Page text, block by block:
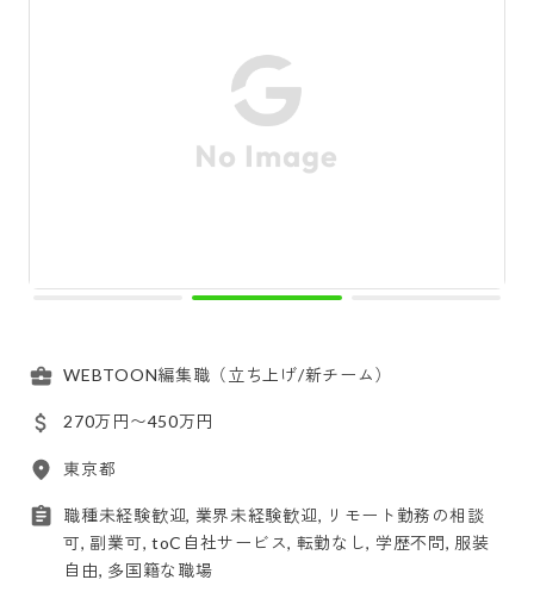
WEBTOON編集職（立ち上げ/新チーム）
270万円〜450万円
東京都
職種未経験歓迎, 業界未経験歓迎, リモート勤務の相談
可, 副業可, toC自社サービス, 転勤なし, 学歴不問, 服装
自由, 多国籍な職場